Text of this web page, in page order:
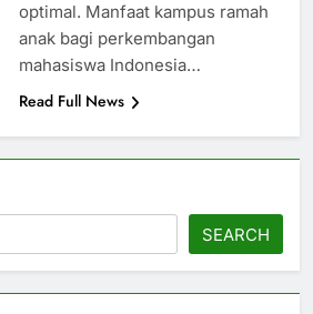
optimal. Manfaat kampus ramah
anak bagi perkembangan
mahasiswa Indonesia…
Read Full News
SEARCH